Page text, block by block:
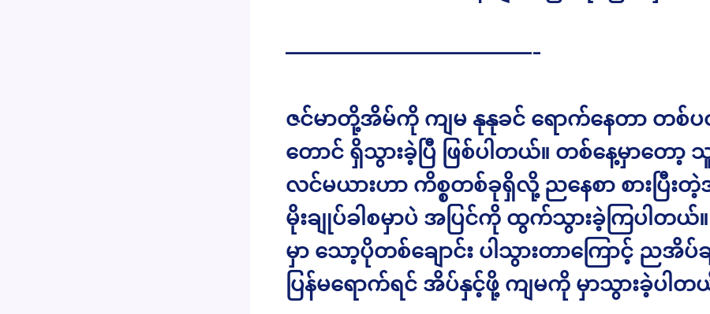
————————————-
ဇင်မာတို့အိမ်ကို ကျမ နုနုခင် ရောက်နေတာ တစ်
တောင် ရှိသွားခဲ့ပြီ ဖြစ်ပါတယ်။ တစ်နေ့မှာတော့
လင်မယားဟာ ကိစ္စတစ်ခုရှိလို့ ညနေစာ စားပြီးတဲ့
မိုးချုပ်ခါစမှာပဲ အပြင်ကို ထွက်သွားခဲ့ကြပါတ
မှာ သော့ပိုတစ်ချောင်း ပါသွားတာကြောင့် ညအိပ်
ပြန်မရောက်ရင် အိပ်နှင့်ဖို့ ကျမကို မှာသွားခဲ့ပါတ